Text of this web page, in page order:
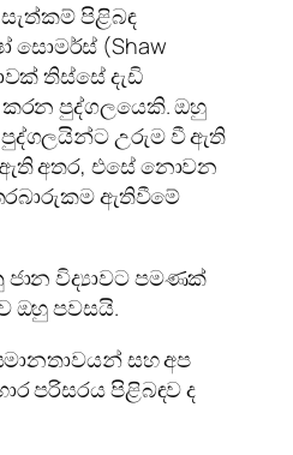
පිළිබඳ
(Shaw
තිස්සේ දැඩි
කරන පුද්ගලයෙකි. ඔහු
පුද්ගලයින්ට උරුම වී ඇති
අතර, එසේ නොවන
ඇතිවීමේ
විද්‍යාවට පමණක්
ඔහු පවසයි.
සහ අප
පරිසරය පිළිබඳව ද